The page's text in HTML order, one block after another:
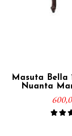
Masuta Bella
Nuanta